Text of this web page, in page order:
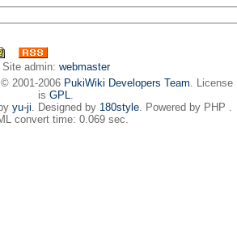
Site admin: webmaster
2001-2006 PukiWiki Developers Team. License
is GPL.
yu-ji. Designed by 180style. Powered by PHP .
convert time: 0.069 sec.